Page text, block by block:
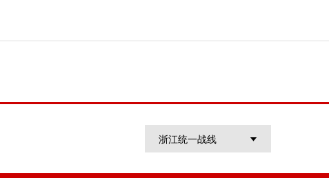
浙江统一战线